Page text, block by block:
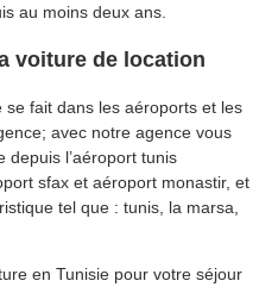
au moins deux ans.
voiture de location
fait dans les aéroports et les
avec notre agence vous
depuis l’aéroport tunis
sfax et aéroport monastir, et
tel que : tunis, la marsa,
en Tunisie pour votre séjour